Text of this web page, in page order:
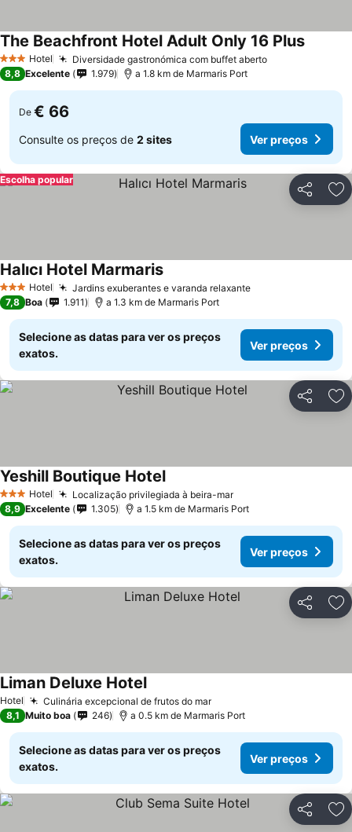
3 EstrelasHotel Diversidade gastronómica com buffet aberto
The Beachfront Hotel Adult Only 16 Plus
8,8 Excelente 1.979 a 1.8 km de Marmaris Port
De € 66
Consulte os preços de 2 sites Ver preços
Partilhar
Escolha popular
3 EstrelasHotel Jardins exuberantes e varanda relaxante
Halıcı Hotel Marmaris
7,8 Boa 1.911 a 1.3 km de Marmaris Port
Selecione as datas para ver os preços
exatos.
Ver preços
Partilhar
3 EstrelasHotel Localização privilegiada à beira-mar
Yeshill Boutique Hotel
8,9 Excelente 1.305 a 1.5 km de Marmaris Port
Selecione as datas para ver os preços
exatos.
Ver preços
Partilhar
Hotel Culinária excepcional de frutos do mar
Liman Deluxe Hotel
8,1 Muito boa 246 a 0.5 km de Marmaris Port
Selecione as datas para ver os preços
exatos.
Ver preços
Partilhar